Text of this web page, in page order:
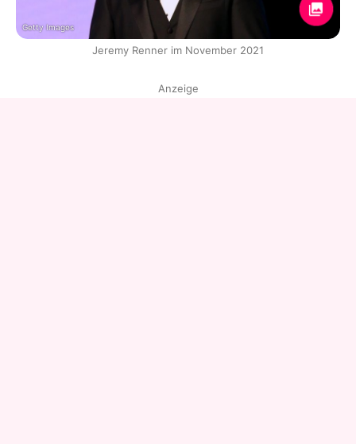
Getty Images
Jeremy Renner im November 2021
Anzeige